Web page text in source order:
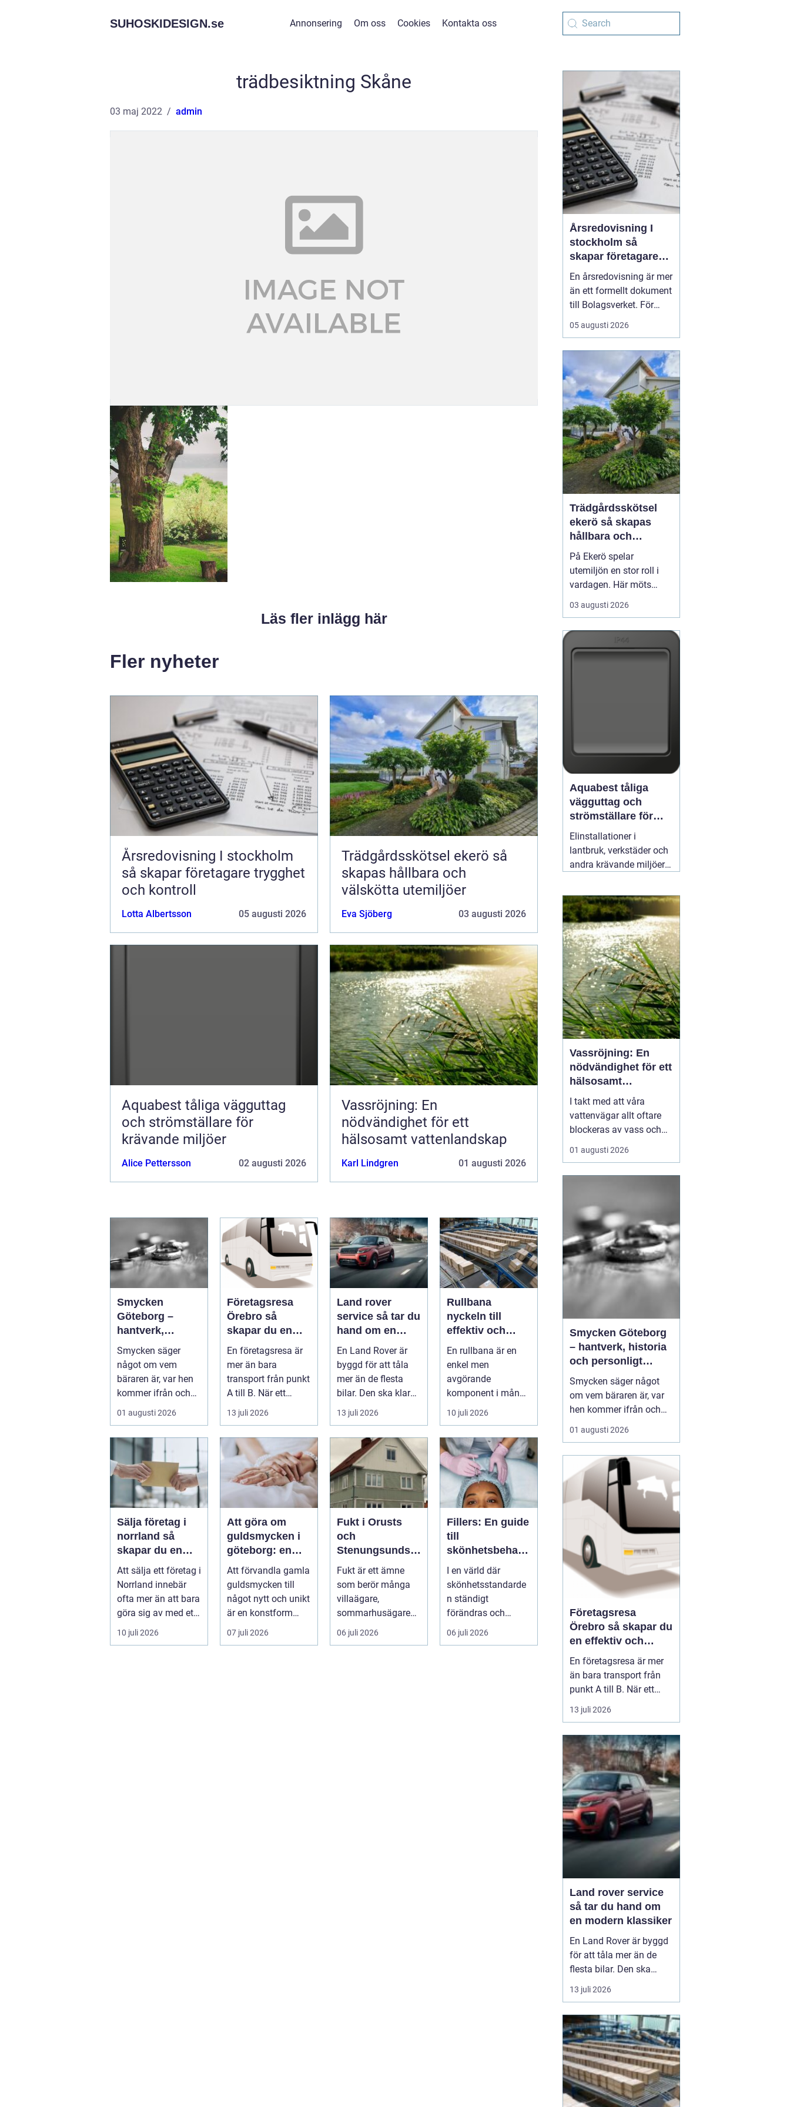
SUHOSKIDESIGN.se Annonsering Om oss Cookies Kontakta oss
trädbesiktning Skåne
03 maj 2022 admin
Läs fler inlägg här
Fler nyheter
Årsredovisning I stockholm
så skapar företagare trygghet
och kontroll
Lotta Albertsson 05 augusti 2026
Trädgårdsskötsel ekerö så
skapas hållbara och
välskötta utemiljöer
Eva Sjöberg 03 augusti 2026
Aquabest tåliga vägguttag
och strömställare för
krävande miljöer
Alice Pettersson 02 augusti 2026
Vassröjning: En
nödvändighet för ett
hälsosamt vattenlandskap
Karl Lindgren 01 augusti 2026
Smycken
Göteborg –
hantverk,
historia och
personligt
uttryck
Smycken säger
något om vem
bäraren är, var hen
kommer ifrån och
vad som &...
01 augusti 2026
Företagsresa
Örebro så
skapar du en
effektiv och
minnesvärd resa
En företagsresa är
mer än bara
transport från punkt
A till B. När ett
företag planerar en
resa för m...
13 juli 2026
Land rover
service så tar du
hand om en
modern
klassiker
En Land Rover är
byggd för att tåla
mer än de flesta
bilar. Den ska klara
motorväg,
stadstrafik, gru...
13 juli 2026
Rullbana
nyckeln till
effektiv och
säker hantering
av gods
En rullbana är en
enkel men
avgörande
komponent i många
moderna
verksamheter. Den
används för att fl...
10 juli 2026
Sälja företag i
norrland så
skapar du en
trygg affär från
start till mål
Att sälja ett företag i
Norrland innebär
ofta mer än att bara
göra sig av med ett
bolag. För många
ä...
10 juli 2026
Att göra om
guldsmycken i
göteborg: en
konst att förnya
det gamla
Att förvandla gamla
guldsmycken till
något nytt och unikt
är en konstform
som kombinerar
traditionel...
07 juli 2026
Fukt i Orusts
och
Stenungsunds
hus: Så
upptäcker och
åtgärdar du
problemet
Fukt är ett ämne
som berör många
villaägare,
sommarhusägare
och bosta...
06 juli 2026
Fillers: En guide
till
skönhetsbehand
lingar i
Stockholm
I en värld där
skönhetsstandarde
n ständigt
förändras och
utvecklingen ...
06 juli 2026
Årsredovisning I
stockholm så
skapar företagare
trygghet och
kontroll
En årsredovisning är mer
än ett formellt dokument
till Bolagsverket. För
många företagare i
Stockholm är den ett
ett underlag för nya
beslut och ett krav som
måste bli rätt från
början. När tidsbrist,
regelverk och osäkerhet
...
05 augusti 2026
Trädgårdsskötsel
ekerö så skapas
hållbara och
välskötta utemiljöer
På Ekerö spelar
utemiljön en stor roll i
vardagen. Här möts
natur, vatten och
bebyggelse på ett sätt
innergårdar och
grönområden extra
03 augusti 2026
Aquabest tåliga
vägguttag och
strömställare för
krävande miljöer
Elinstallationer i
lantbruk, verkstäder och
andra krävande miljöer
i ett vanligt bostadsrum.
Fukt, damm, spån och
mekaniskt slitage kan
snabbt skapa problem
om komponenterna inte
är rätt valda.02 augusti
2026
Vassröjning: En
nödvändighet för ett
hälsosamt
vattenlandskap
I takt med att våra
vattenvägar allt oftare
blockeras av vass och
andra vattenväxter, ökar
också behovet av
praktiska lösningarna är
vass...
01 augusti 2026
Smycken Göteborg
– hantverk, historia
och personligt
uttryck
Smycken säger något
om vem bäraren är, var
hen kommer ifrån och
vad som är viktigt i livet.
I en stad som Göteborg,
hamnstadens råa
historia och moderna
kreativitet, blir smycken
ofta en...
01 augusti 2026
Företagsresa
Örebro så skapar du
en effektiv och
minnesvärd resa
En företagsresa är mer
än bara transport från
punkt A till B. När ett
företag planerar en resa
för medarbetare eller
att bygga relationer,
stärka varumärket och
använda tiden på resan
på ett klokt sätt. När
startpunkten är Örebr...
13 juli 2026
Land rover service
så tar du hand om
en modern klassiker
En Land Rover är byggd
för att tåla mer än de
flesta bilar. Den ska
klara motorväg,
stadstrafik, grusvägar
Samtidigt är den full av
avancerad teknik, från
fyrhjulsdrift och
luftfjädring till moderna
säkerhetssystem. För att
bi...
13 juli 2026